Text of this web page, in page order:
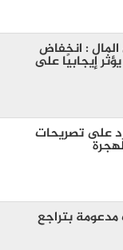
: انخفاض
إيجابيًا على
على تصريحات
مدعومة بتراجع